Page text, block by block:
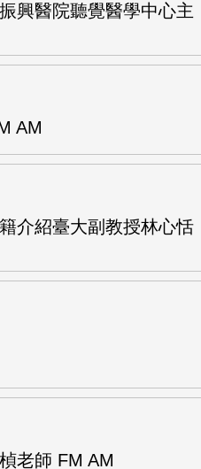
興醫院聽覺醫學中心主
AM
介紹臺大副教授林心恬
老師 FM AM